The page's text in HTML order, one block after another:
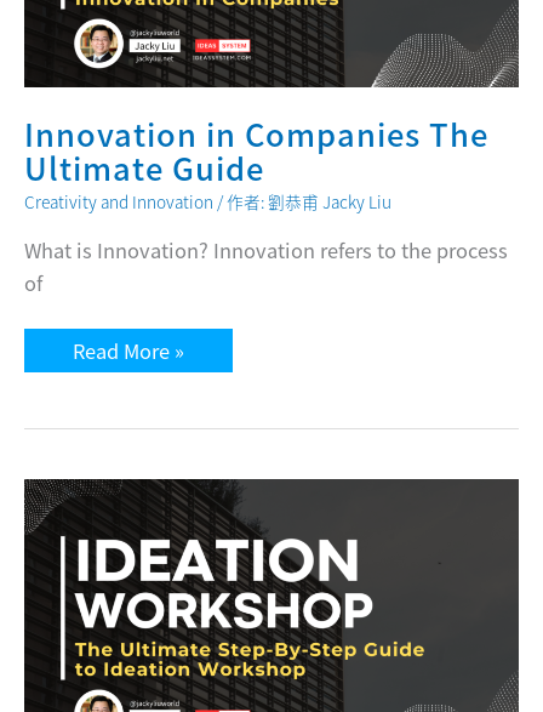
Innovation in Companies The
Ultimate Guide
Creativity and Innovation / 作者:劉恭甫 Jacky Liu
What is Innovation? Innovation refers to the process
of
Innovation
in
Ultimate
Read More »